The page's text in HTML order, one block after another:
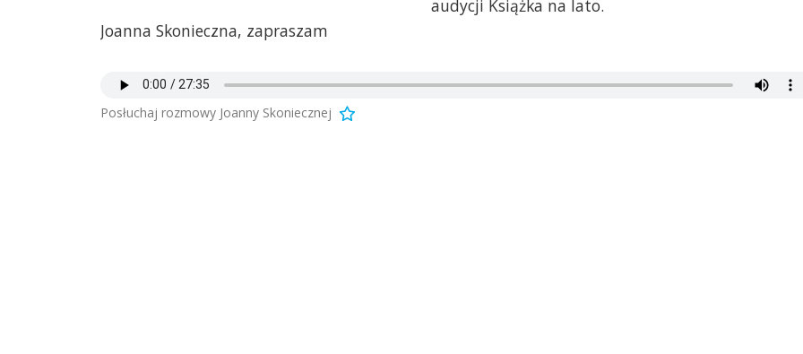
audycji Książka na lato.
Joanna Skonieczna, zapraszam
Posłuchaj rozmowy Joanny Skoniecznej